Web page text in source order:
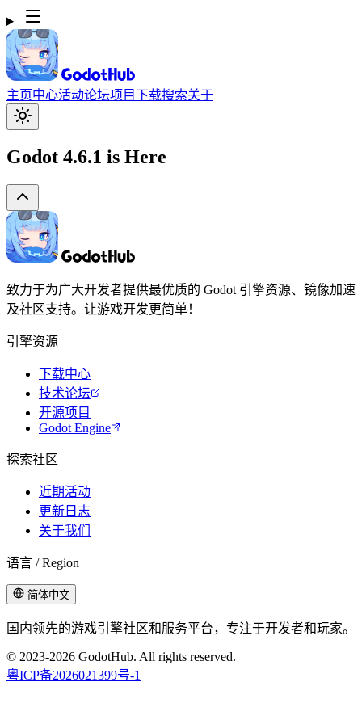
主页中心活动论坛项目下载搜索关于
Godot 4.6.1 is Here
致力于为广大开发者提供最优质的 Godot 引擎资源、镜像加速
及社区支持。让游戏开发更简单！
引擎资源
下载中心
技术论坛
开源项目
Godot Engine
探索社区
近期活动
更新日志
关于我们
语言 / Region
简体中文
国内领先的游戏引擎社区和服务平台，专注于开发者和玩家。
© 2023-2026 GodotHub. All rights reserved.
粵ICP备2026021399号-1